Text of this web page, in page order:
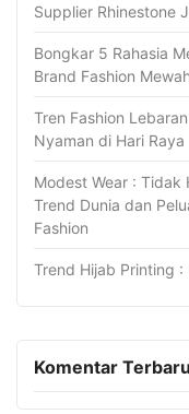
Supplier Rhinestone
Bongkar 5 Rahasia
Brand Fashion
Tren Fashion
Nyaman di Hari Raya
Modest Wear : Tidak
Trend Dunia dan
Fashion
Trend Hijab Printing
Komentar Terbaru